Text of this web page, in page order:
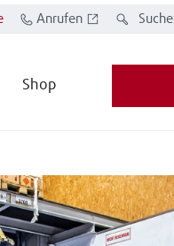
Shop
Suche
Anrufen